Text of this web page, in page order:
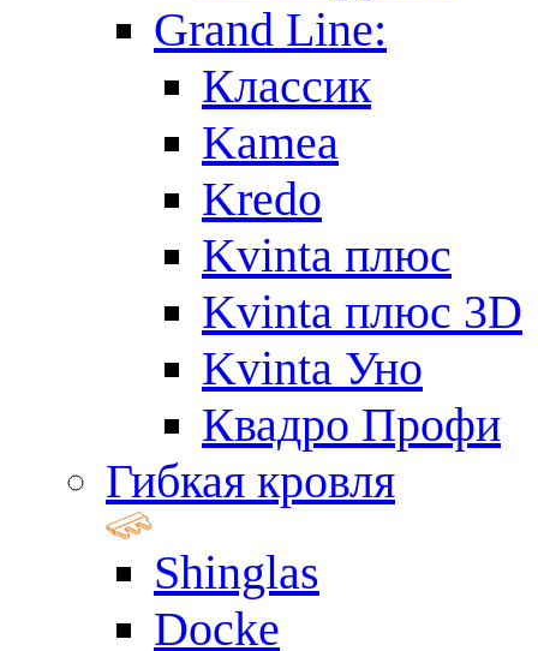
Grand Line:
Классик
Kamea
Kredo
Kvinta плюс
Kvinta плюс 3D
Kvinta Уно
Квадро Профи
Гибкая кровля
Shinglas
Docke